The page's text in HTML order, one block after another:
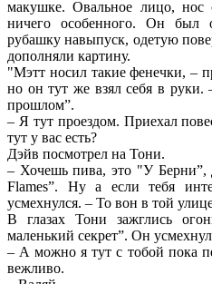
макушке. Овальное лицо, нос
ничего особенного. Он был
рубашку навыпуск, одетую
дополняли картину.
"Мэтт носил такие фенечки, –
но он тут же взял себя в
прошлом”.
– Я тут проездом. Приехал
тут у вас есть?
Дэйв посмотрел на Тони.
– Хочешь пива, это "У Берни”,
Flames”. Ну а если тебя
усмехнулся. – То вон в той
В глазах Тони зажглись
маленький секрет”. Он
– А можно я тут с тобой пока
вежливо.